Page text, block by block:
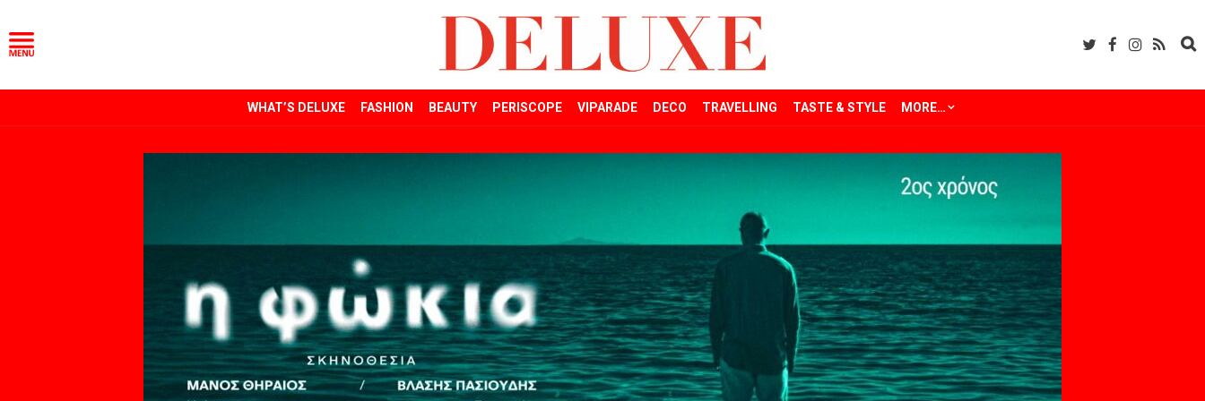
WHAT’S DELUXE FASHION BEAUTY PERISCOPE VIPARADE DECO TRAVELLING TASTE & STYLE MORE…